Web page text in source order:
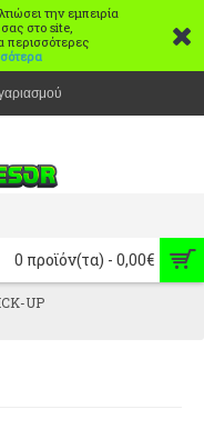
την εμπειρία
στο site,
περισσότερες
0 προϊόν(τα) - 0,00€
UP